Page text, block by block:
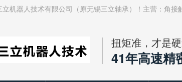
机器人技术有限公司（原无锡三立轴承）！主营：角
扭矩准，才是
41年高速精